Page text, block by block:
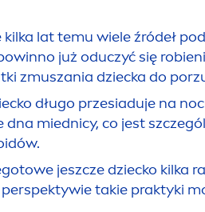
kilka lat temu wiele źródeł
już oduczyć się
zmuszania dziecka do
długo przesiaduje na
dna miednicy, co jest
jeszcze dziecko kilka
takie praktyki